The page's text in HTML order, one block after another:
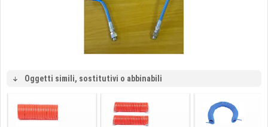
Oggetti simili, sostitutivi o abbinabili